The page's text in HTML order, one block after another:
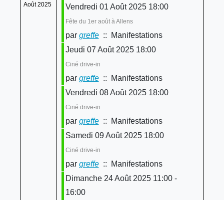
Août 2025 Vendredi 01 Août 2025 18:00
Fête du 1er août à Allens
par greffe:: Manifestations
Jeudi 07 Août 2025 18:00
Ciné drive-in
par greffe:: Manifestations
Vendredi 08 Août 2025 18:00
Ciné drive-in
par greffe:: Manifestations
Samedi 09 Août 2025 18:00
Ciné drive-in
par greffe:: Manifestations
Dimanche 24 Août 2025 11:00 -
16:00